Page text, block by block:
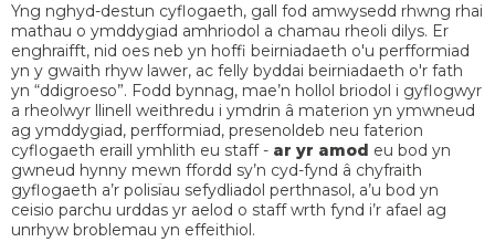
Yng nghyd-destun cyflogaeth, gall fod amwysedd rhwng rhai
mathau o ymddygiad amhriodol a chamau rheoli dilys. Er
enghraifft, nid oes neb yn hoffi beirniadaeth o'u perfformiad
yn y gwaith rhyw lawer, ac felly byddai beirniadaeth o'r fath
yn “ddigroeso”. Fodd bynnag, mae’n hollol briodol i gyflogwyr
a rheolwyr llinell weithredu i ymdrin â materion yn ymwneud
ag ymddygiad, perfformiad, presenoldeb neu faterion
cyflogaeth eraill ymhlith eu staff - ar yr amod eu bod yn
gwneud hynny mewn ffordd sy’n cyd-fynd â chyfraith
gyflogaeth a’r polisïau sefydliadol perthnasol, a’u bod yn
ceisio parchu urddas yr aelod o staff wrth fynd i’r afael ag
unrhyw broblemau yn effeithiol.